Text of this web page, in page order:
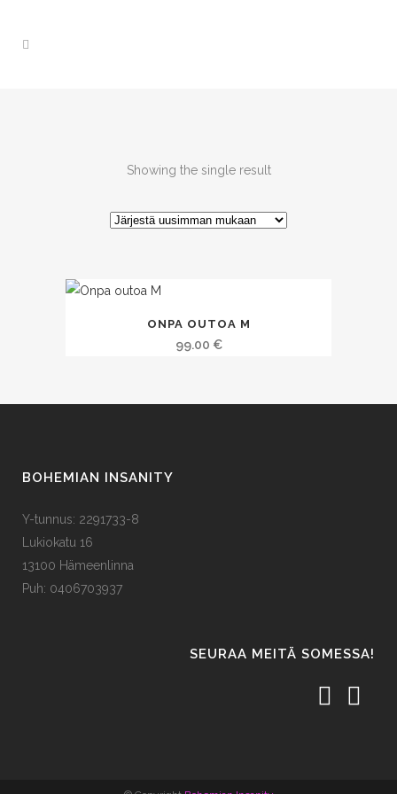
Showing the single result
ONPA OUTOA M
99.00 €
BOHEMIAN INSANITY
Y-tunnus: 2291733-8
Lukiokatu 16
13100 Hämeenlinna
Puh: 0406703937
SEURAA MEITÄ SOMESSA!